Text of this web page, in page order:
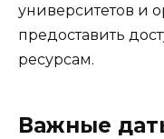
университетов и
предоставить
ресурсам.
Важные